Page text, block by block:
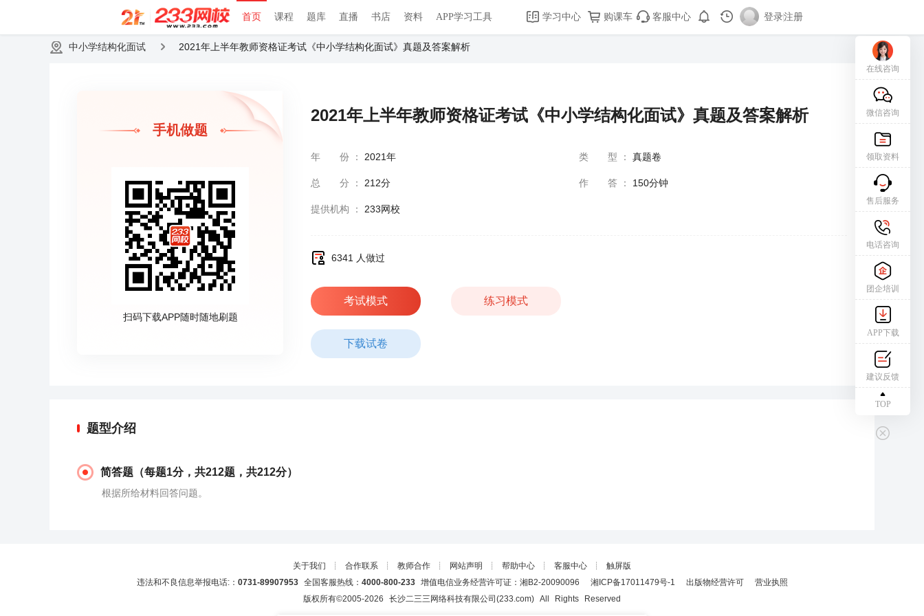
首页 课程 题库 直播 书店 资料 APP学习工具 学习中心 购课车 客服中心 登录|注册
中小学结构化面试 2021年上半年教师资格证考试《中小学结构化面试》真题及答案解析
手机做题
扫码下载APP随时随地刷题
2021年上半年教师资格证考试《中小学结构化面试》真题及答案解析
年份 ： 2021年 类型 ： 真题卷
总分 ： 212分 作答 ： 150分钟
提供机构 ： 233网校
6341 人做过
考试模式 练习模式
下载试卷
题型介绍
简答题（每题1分，共212题，共212分）
根据所给材料回答问题。
关于我们 ┊ 合作联系 ┊ 教师合作 ┊ 网站声明 ┊ 帮助中心 ┊ 客服中心 ┊ 触屏版
违法和不良信息举报电话:： 0731-89907953全国客服热线： 4000-800-233增值电信业务经营许可证：湘B2-20090096 湘ICP备17011479号-1 出版物经营许可
营业执照
版权所有©2005-2026 长沙二三三网络科技有限公司(233.com) All Rights Reserved
在线咨询
微信咨询
领取资料
售后服务
电话咨询
团企培训
APP下载
建议反馈
TOP